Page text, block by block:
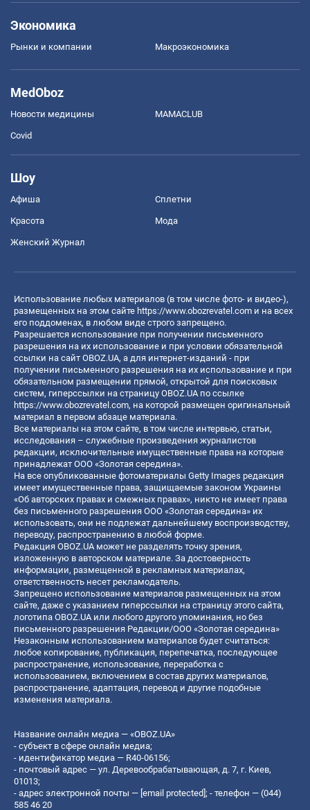
Экономика
Рынки и компании Mакроэкономика
MedOboz
Новости медицины MAMACLUB
Covid
Шоу
Афиша Сплетни
Красота Мода
Женский Журнал
Использование любых материалов (в том числе фото- и видео-),
размещенных на этом сайте https://www.obozrevatel.com и на всех
его поддоменах, в любом виде строго запрещено.
Разрешается использование при получении письменного
разрешения на их использование и при условии обязательной
ссылки на сайт OBOZ.UA, а для интернет-изданий - при
получении письменного разрешения на их использование и при
обязательном размещении прямой, открытой для поисковых
систем, гиперссылки на страницу OBOZ.UA по ссылке
https://www.obozrevatel.com, на которой размещен оригинальный
материал в первом абзаце материала.
Все материалы на этом сайте, в том числе интервью, статьи,
исследования – служебные произведения журналистов
редакции, исключительные имущественные права на которые
принадлежат ООО «Золотая середина».
На все опубликованные фотоматериалы Getty Images редакция
имеет имущественные права, защищаемые законом Украины
«Об авторских правах и смежных правах», никто не имеет права
без письменного разрешения ООО «Золотая середина» их
использовать, они не подлежат дальнейшему воспроизводству,
переводу, распространению в любой форме.
Редакция OBOZ.UA может не разделять точку зрения,
изложенную в авторском материале. За достоверность
информации, размещенной в рекламных материалах,
ответственность несет рекламодатель.
Запрещено использование материалов размещенных на этом
сайте, даже с указанием гиперссылки на страницу этого сайта,
логотипа OBOZ.UA или любого другого упоминания, но без
письменного разрешения Редакции/ООО «Золотая середина»
Незаконным использованием материалов будет считаться:
любое копирование, публикация, перепечатка, последующее
распространение, использование, переработка с
использованием, включением в состав других материалов,
распространение, адаптация, перевод и другие подобные
изменения материала.
Название онлайн медиа — «OBOZ.UA»
- субъект в сфере онлайн медиа;
- идентификатор медиа — R40-06156;
- почтовый адрес — ул. Деревообрабатывающая, д. 7, г. Киев,
01013;
- адрес электронной почты — [email protected] ; - телефон — (044)
585 46 20